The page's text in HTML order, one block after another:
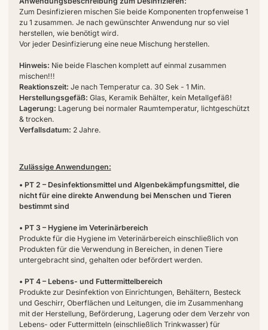
Zum Desinfizieren mischen Sie beide Komponenten tropfenweise 1
zu 1 zusammen. Je nach gewünschter Anwendung nur so viel
herstellen, wie benötigt wird.
Vor jeder Desinfizierung eine neue Mischung herstellen.
Hinweis: Nie beide Flaschen komplett auf einmal zusammen
mischen!!!
Reaktionszeit: Je nach Temperatur ca. 30 Sek - 1 Min.
Herstellungsgefäß: Glas, Keramik Behälter, kein Metallgefäß!
Lagerung: Lagerung bei normaler Raumtemperatur, lichtgeschützt
& trocken.
Verfallsdatum: 2 Jahre.
Zulässige Anwendungen:
• PT 2 – Desinfektionsmittel und Algenbekämpfungsmittel, die
nicht für eine direkte Anwendung bei Menschen und Tieren
bestimmt sind
• PT 3 – Hygiene im Veterinärbereich
Produkte für die Hygiene im Veterinärbereich einschließlich von
Produkten für die Verwendung in Bereichen, in denen Tiere
untergebracht sind, gehalten oder befördert werden.
• PT 4 – Lebens- und Futtermittelbereich
Produkte zur Desinfektion von Einrichtungen, Behältern, Besteck
und Geschirr, Oberflächen und Leitungen, die im Zusammenhang
mit der Herstellung, Beförderung, Lagerung oder dem Verzehr von
Lebens- oder Futtermitteln (einschließlich Trinkwasser) für